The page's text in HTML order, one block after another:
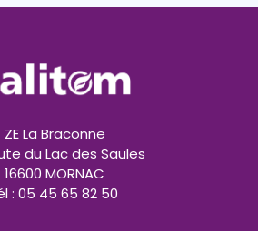
ZE La Braconne
du Lac des Saules
16600 MORNAC
: 05 45 65 82 50